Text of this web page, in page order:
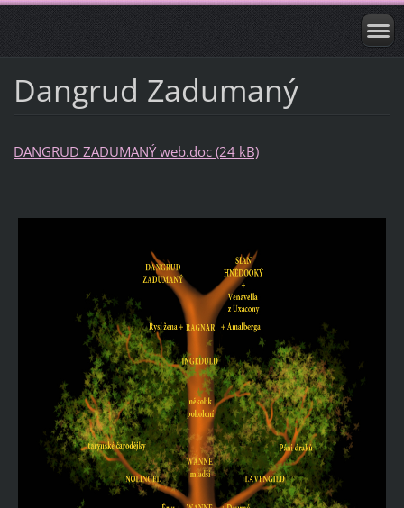
Dangrud Zadumaný
DANGRUD ZADUMANÝ web.doc (24 kB)